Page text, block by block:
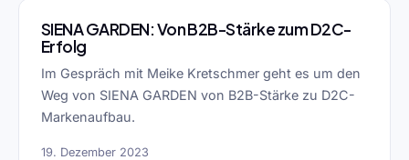
SIENA GARDEN: Von B2B-Stärke zum D2C-
Erfolg
Im Gespräch mit Meike Kretschmer geht es um den
Weg von SIENA GARDEN von B2B-Stärke zu D2C-
Markenaufbau.
19. Dezember 2023